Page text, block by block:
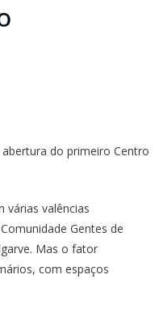
do primeiro Centro
várias valências
Gentes de
Mas o fator
com espaços